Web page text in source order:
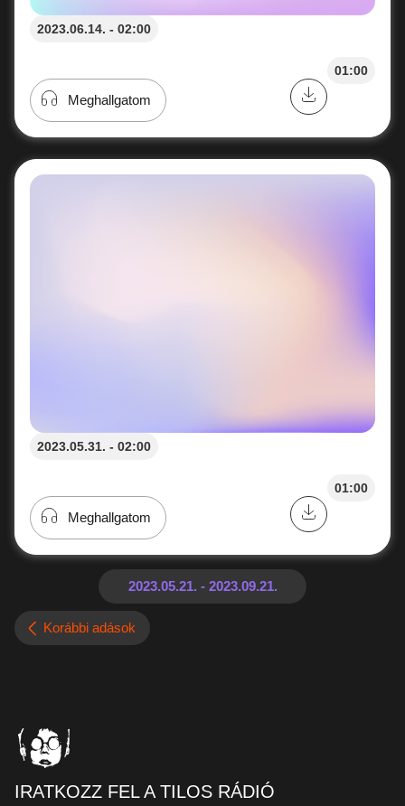
2023.06.14. - 02:00
01:00
Meghallgatom
2023.05.31. - 02:00
01:00
Meghallgatom
Korábbi adások
IRATKOZZ FEL A TILOS RÁDIÓ